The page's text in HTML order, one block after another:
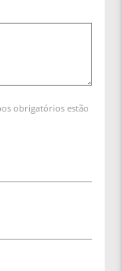
obrigatórios estão